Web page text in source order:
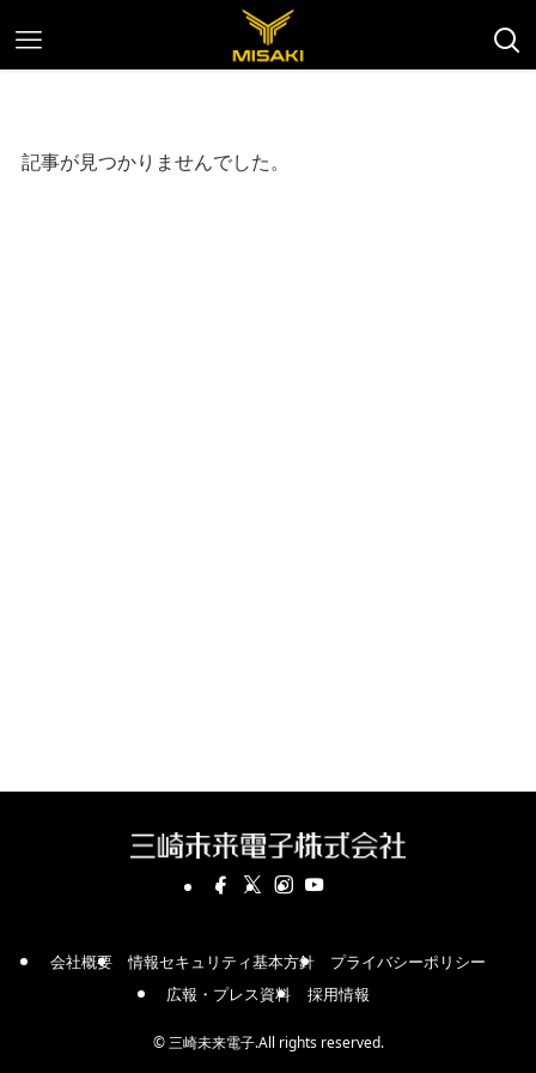
記事が見つかりませんでした。
会社概要 情報セキュリティ基本方針
プライバシーポリシー
広報・プレス資料
採用情報
©三崎未来電子.All rights reserved.